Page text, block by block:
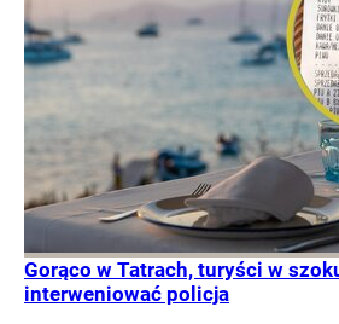
Gorąco w Tatrach, turyści w
interweniować policja